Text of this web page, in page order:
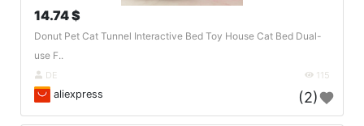
14.74 $
Donut Pet Cat Tunnel Interactive Bed Toy House Cat Bed Dual-
use F..
DE 115
aliexpress (2)